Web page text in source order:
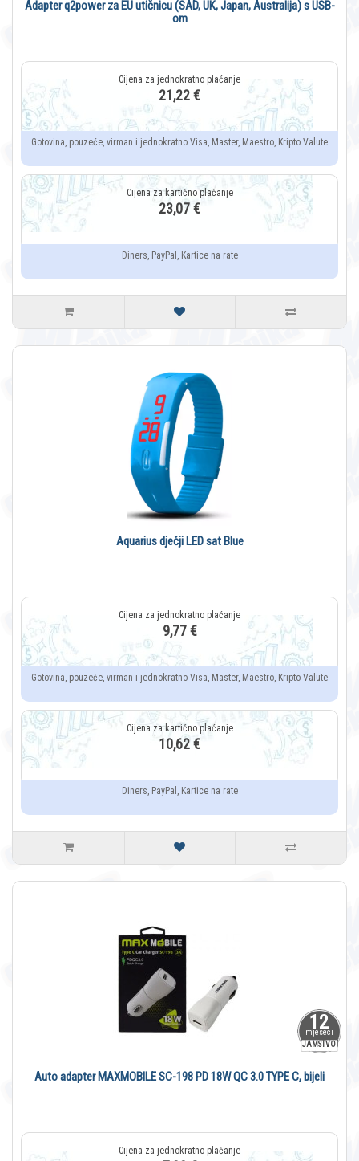
Adapter q2power za EU utičnicu (SAD, UK, Japan, Australija) s USB-
om
21,22 €
Gotovina, pouzeće, virman i jednokratno Visa, Master, Maestro, Kripto Valute
23,07 €
Diners, PayPal, Kartice na rate
Aquarius dječji LED sat Blue
9,77 €
Gotovina, pouzeće, virman i jednokratno Visa, Master, Maestro, Kripto Valute
10,62 €
Diners, PayPal, Kartice na rate
12
mjeseci
JAMSTVO
Auto adapter MAXMOBILE SC-198 PD 18W QC 3.0 TYPE C, bijeli